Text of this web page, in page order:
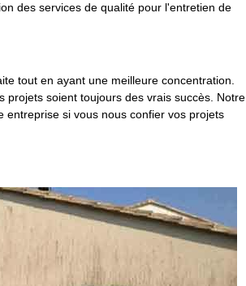
des services de qualité pour l'entretien de
tout en ayant une meilleure concentration.
projets soient toujours des vrais succès. Notre
si vous nous confier vos projets